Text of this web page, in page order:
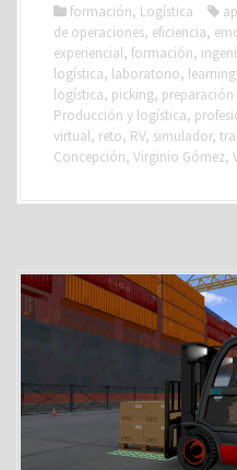
formación, Logística
de operaciones, eficiencia,
experiencial, formación,
logística, laboratorio,
logística, picking,
Producción y logística,
virtual, reto, RV, simulador,
Concepción, Virginio Gómez,